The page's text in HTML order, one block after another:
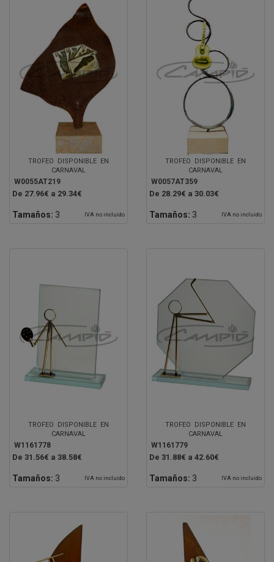
TROFEO DISPONIBLE EN
CARNAVAL
W0055AT219
De 27.96€ a 29.34€
Tamaños: 3 IVA no incluido
TROFEO DISPONIBLE EN
CARNAVAL
W0057AT359
De 28.29€ a 30.03€
Tamaños: 3 IVA no incluido
TROFEO DISPONIBLE EN
CARNAVAL
W1161778
De 31.56€ a 38.58€
Tamaños: 3 IVA no incluido
TROFEO DISPONIBLE EN
CARNAVAL
W1161779
De 31.88€ a 42.60€
Tamaños: 3 IVA no incluido